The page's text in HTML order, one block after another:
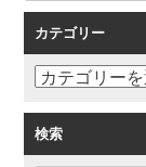
索
カテゴリー
カ
ゴ
リ
検索